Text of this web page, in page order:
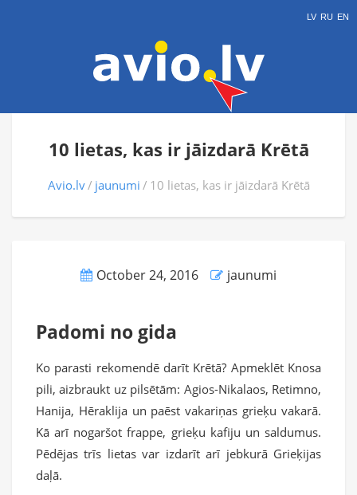
LV RU EN
10 lietas, kas ir jāizdarā Krētā
Avio.lv jaunumi 10 lietas, kas ir jāizdarā Krētā
October 24, 2016 jaunumi
Padomi no gida
Ko parasti rekomendē darīt Krētā? Apmeklēt Knosa
pili, aizbraukt uz pilsētām: Agios-Nikalaos, Retimno,
Hanija, Hēraklija un paēst vakariņas grieķu vakarā.
Kā arī nogaršot frappe, grieķu kafiju un saldumus.
Pēdējas trīs lietas var izdarīt arī jebkurā Grieķijas
daļā.